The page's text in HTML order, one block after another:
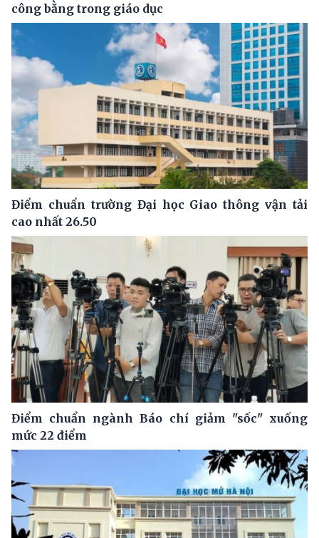
công bằng trong giáo dục
Điểm chuẩn trường Đại học Giao thông vận tải
cao nhất 26.50
Điểm chuẩn ngành Báo chí giảm "sốc" xuống
mức 22 điểm